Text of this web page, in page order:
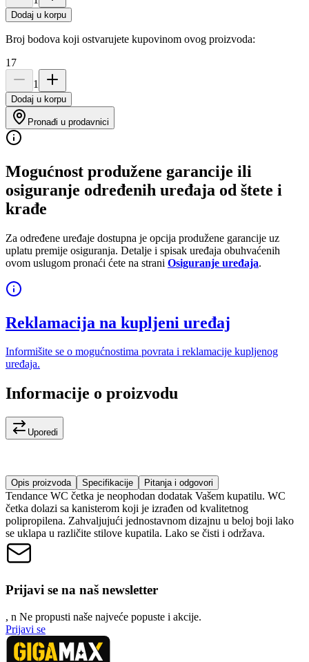
Dodaj u korpu
Broj bodova koji ostvarujete kupovinom ovog proizvoda:
17
1
Dodaj u korpu
Pronađi u prodavnici
Mogućnost produžene garancije ili
osiguranje određenih uređaja od štete i
krađe
Za određene uređaje dostupna je opcija produžene garancije uz
uplatu premije osiguranja. Detalje i spisak uređaja obuhvaćenih
ovom uslugom pronaći ćete na strani Osiguranje uređaja.
Reklamacija na kupljeni uređaj
Informišite se o mogućnostima povrata i reklamacije kupljenog
uređaja.
Informacije o proizvodu
Uporedi
Opis proizvoda Specifikacije Pitanja i odgovori
Tendance WC četka je neophodan dodatak Vašem kupatilu. WC
četka dolazi sa kanisterom koji je izrađen od kvalitetnog
polipropilena. Zahvaljujući jednostavnom dizajnu u beloj boji lako
se uklapa u različite stilove kupatila. Lako se čisti i održava.
Prijavi se na naš newsletter
, n Ne propusti naše najveće popuste i akcije.
Prijavi se